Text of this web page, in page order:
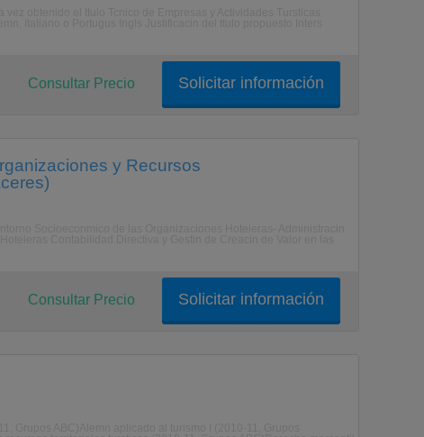
Solicitar información
Consultar Precio
y Recursos
Solicitar información
Consultar Precio